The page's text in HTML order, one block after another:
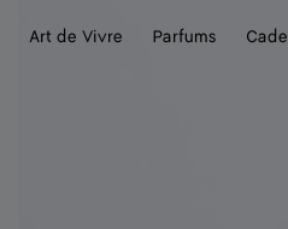
Art de Vivre Parfums